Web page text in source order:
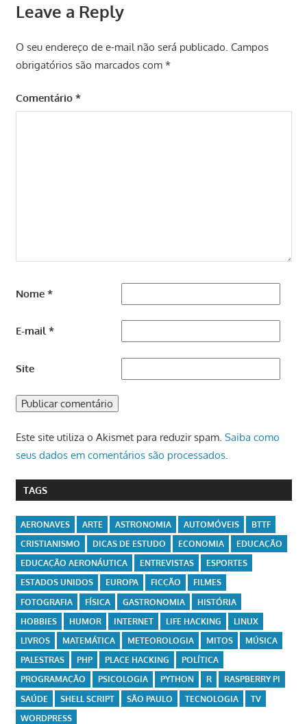
Leave a Reply
O seu endereço de e-mail não será publicado. Campos
obrigatórios são marcados com *
Comentário *
Nome *
E-mail*
Site
Este site utiliza o Akismet para reduzir spam. Saiba como
seus dados em comentários são processados.
TAGS
AERONAVES ARTE ASTRONOMIA AUTOMÓVEIS
BTTF
CRISTIANISMO
DICAS DE ESTUDO ECONOMIA
EDUCAÇÃO
EDUCAÇÃO AERONÁUTICA
ENTREVISTAS
ESPORTES
ESTADOS UNIDOS
EUROPA FICÇÃO
FILMES
FOTOGRAFIA
FÍSICA GASTRONOMIA
HISTÓRIA
HOBBIES
HUMOR INTERNET LIFE HACKING
LINUX
LIVROS
MATEMÁTICA METEOROLOGIA MITOS
MÚSICA
PALESTRAS
PHP PLACE HACKING
POLÍTICA
PROGRAMAÇÃO
PSICOLOGIA PYTHON R
RASPBERRY PI
SAÚDE
SHELL SCRIPT SÃO PAULO TECNOLOGIA
TV
WORDPRESS